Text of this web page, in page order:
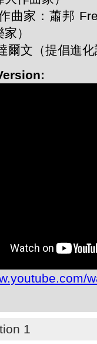
曲家：蕭邦
）
爾文（提倡進
1